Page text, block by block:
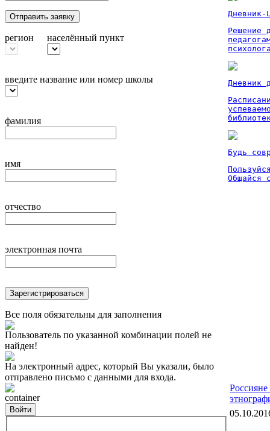
Отправить заявку
регион населённый пункт
введите название или номер школы
фамилия
имя
отчество
электронная почта
Зарегистрироваться
Все поля обязательны для заполнения
Пользователь по указанной комбинации полей не
найден!
На электронный адрес, который Вы указали, было
отправлено письмо с данными для входа.
container
Войти
Дневник-
Решение
Дневник
Будь
Общайся